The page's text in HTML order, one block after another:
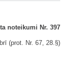
noteikumi Nr. 397
(prot. Nr. 67, 28.§)